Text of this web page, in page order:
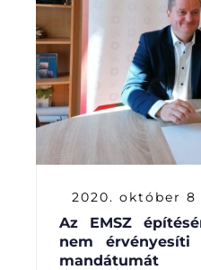
2020. október 8
Az EMSZ
nem érvényesíti
mandátumát